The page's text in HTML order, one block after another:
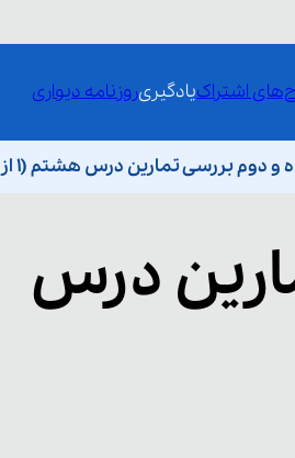
اشتراکیادگیریروزنامه دیواری
دوم بررسی تمارین درس هشتم (1 از 2)
درس